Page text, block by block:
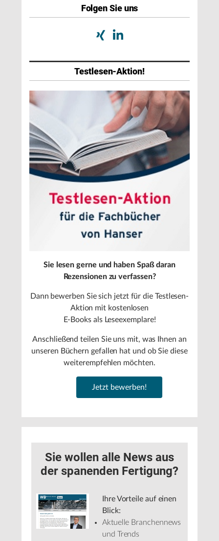
Folgen Sie uns
Testlesen-Aktion!
Sie lesen gerne und haben Spaß daran
Rezensionen zu verfassen?
Dann bewerben Sie sich jetzt für die Testlesen-
Aktion mit kostenlosen
E-Books als Leseexemplare!
Anschließend teilen Sie uns mit, was Ihnen an
unseren Büchern gefallen hat und ob Sie diese
weiterempfehlen möchten.
Jetzt bewerben!
Sie wollen alle News aus
der spanenden Fertigung?
Ihre Vorteile auf einen
Blick:
Aktuelle Branchennews
und Trends